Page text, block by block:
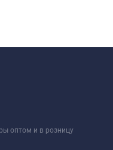
оптом и в розницу